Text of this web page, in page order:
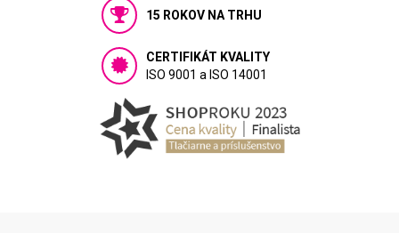
15 ROKOV NA TRHU
CERTIFIKÁT KVALITY
ISO 9001 a ISO 14001